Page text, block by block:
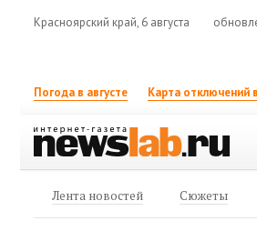
Красноярский край, 6 августа
Погода в августе Карта отключений
Лента новостей Сюжеты